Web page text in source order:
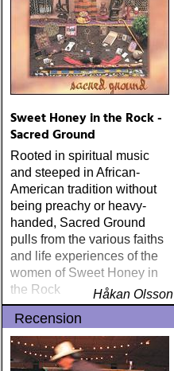
Sweet Honey in the Rock -
Sacred Ground
Rooted in spiritual music
and steeped in African-
American tradition without
being preachy or heavy-
handed, Sacred Ground
pulls from the various faiths
and life experiences of the
women of Sweet Honey in
the Rock
Håkan Olsson
Recension